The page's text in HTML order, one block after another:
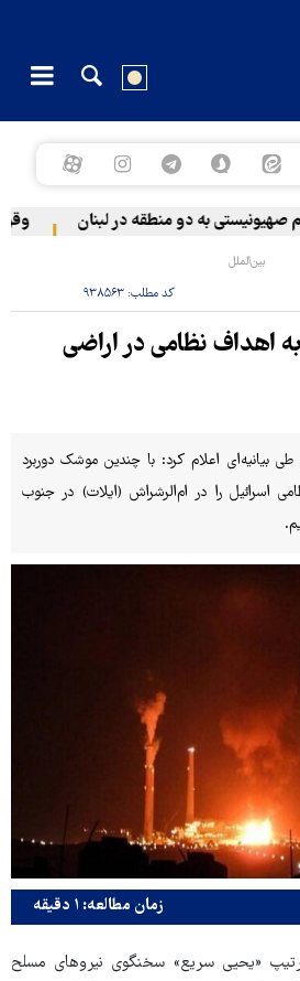
به دو منطقه در لبنان
بین‌الملل
کد مطلب:۹۳۸۵۶۳
اهداف نظامی در اراضی
بیانیه‌ای اعلام کرد: با چندین موشک دوربرد
اسرائیل را در ام‌الرشراش (ایلات) در جنوب
زمان مطالعه: ۱ دقیقه
«یحیی سریع» سخنگوی نیروهای مسلح